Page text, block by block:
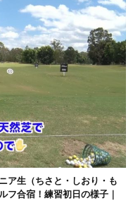
ア生（ちさと・しおり・も
フ合宿！練習初日の様子｜